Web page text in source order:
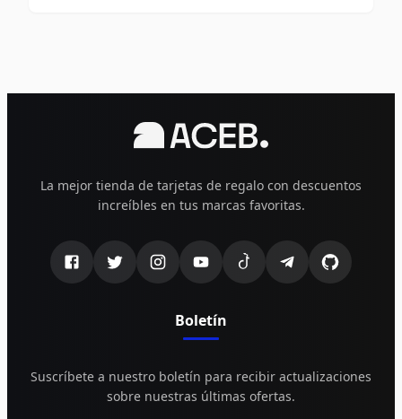
La mejor tienda de tarjetas de regalo con descuentos
increíbles en tus marcas favoritas.
Boletín
Suscríbete a nuestro boletín para recibir actualizaciones
sobre nuestras últimas ofertas.